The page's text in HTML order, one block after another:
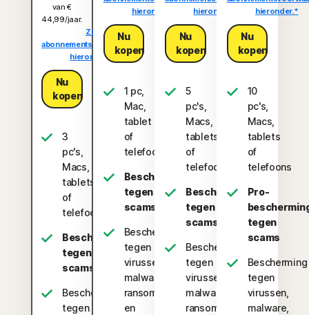
van €
44,99/jaar.
Zie
abonnementsvoorwaarden
hieronder.*
Nu
kopen
3
pc's,
Macs,
tablets
of
telefoons
Bescherming
tegen
scams
Bescherming
tegen
hieronder.*
Nu
kopen
1 pc,
Mac,
tablet
of
telefoon
Bescherming
tegen
scams
Bescherming
tegen
virussen,
malware,
ransomware
en
hieronder.*
Nu
kopen
5
pc's,
Macs,
tablets
of
telefoons
Bescherming
tegen
scams
Bescherming
tegen
virussen,
malware,
ransomware
hieronder.*
Nu
kopen
10
pc's,
Macs,
tablets
of
telefoons
Pro-
tegen
scams
Bescherming
tegen
virussen,
malware,